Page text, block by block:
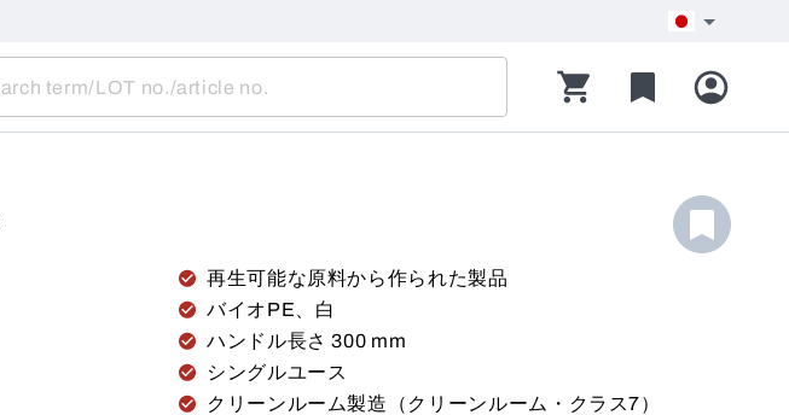
再生可能な原料から作られた製品
バイオPE、白
ハンドル長さ 300 mm
シングルユース
クリーンルーム製造（クリーンルーム・クラス7）